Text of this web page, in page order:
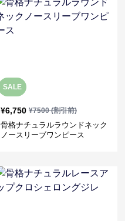
SALE
¥6,750 ¥7500(割引前)
骨格ナチュラルラウンドネック
ノースリーブワンピース